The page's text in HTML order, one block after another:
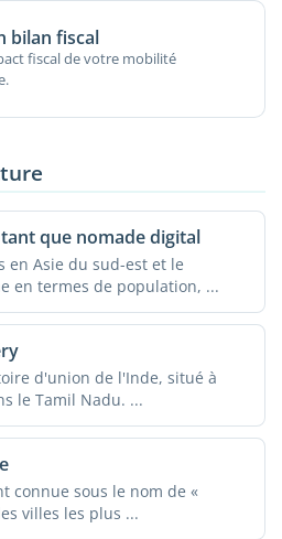
bilan fiscal
fiscal de votre mobilité
que nomade digital
en Asie du sud-est et le
en termes de population, ...
d'union de l'Inde, situé à
le Tamil Nadu. ...
connue sous le nom de «
villes les plus ...